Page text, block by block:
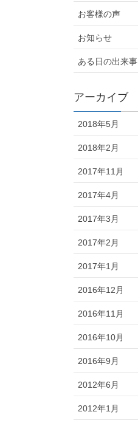
お客様の声
お知らせ
ある日の出来事
アーカイブ
2018年5月
2018年2月
2017年11月
2017年4月
2017年3月
2017年2月
2017年1月
2016年12月
2016年11月
2016年10月
2016年9月
2012年6月
2012年1月